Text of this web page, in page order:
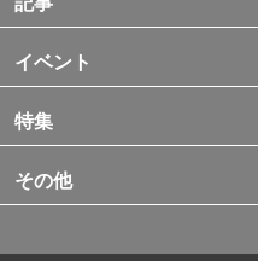
イベント
特集
その他